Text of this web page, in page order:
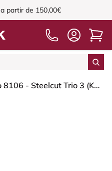
a partir de 150,00€
HÅG Capisco 8106 - Steelcut Trio 3 (Kvadrat) - Lana / Poliamida - STT213 - Light beige - Black - 200 mm (seat height 46-64cm) - Soft castors for hard floors